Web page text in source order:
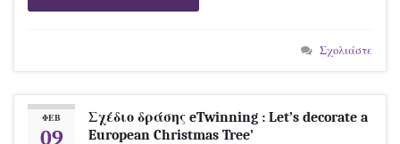
Σχολιάστε
ΦΕΒ
09
Σχέδιο δράσης eTwinning : Let’s decorate a
European Christmas Tree’